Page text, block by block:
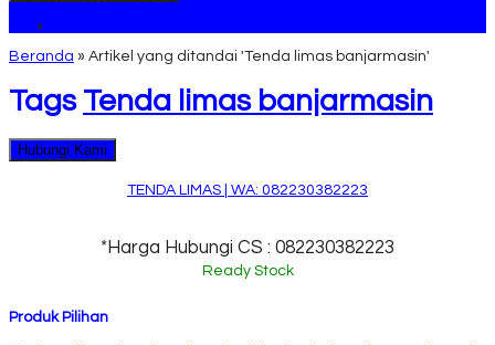
Beranda » Artikel yang ditandai 'Tenda limas banjarmasin'
Tags Tenda limas banjarmasin
Hubungi Kami
TENDA LIMAS | WA: 082230382223
*Harga Hubungi CS : 082230382223
Ready Stock
Produk Pilihan